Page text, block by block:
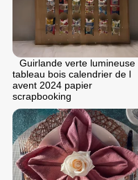
Guirlande verte lumineuse
tableau bois calendrier de l
avent 2024 papier
scrapbooking